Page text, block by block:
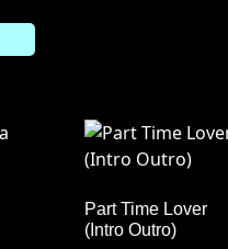
Part Time Lover
(Intro Outro)